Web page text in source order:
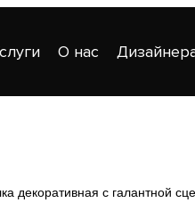
О нас
декоративная с галантной